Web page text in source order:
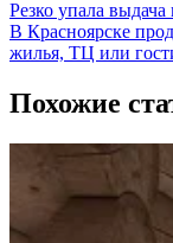
Навигация
по
Previous
Post:
Резко упала
Next
Post:
В Красноярске
жилья, ТЦ или
Похожие